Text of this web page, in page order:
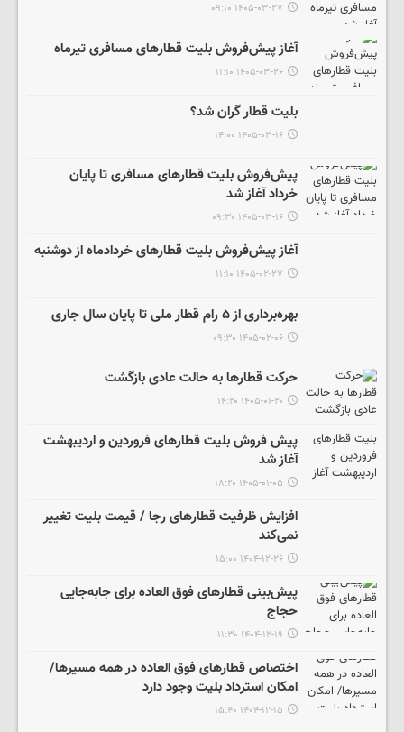
۱۴۰۵-۰۳-۲۷ ۰۹:۱۰
آغاز پیش‌فروش بلیت قطارهای مسافری تیرماه
۱۴۰۵-۰۳-۲۶ ۱۱:۱۰
بلیت قطار گران شد؟
۱۴۰۵-۰۳-۱۶ ۱۴:۰۰
پیش‌فروش بلیت‌ قطارهای مسافری تا پایان
خرداد آغاز شد
۱۴۰۵-۰۳-۱۶ ۰۹:۳۰
آغاز پیش‌فروش بلیت قطارهای خردادماه از دوشنبه
۱۴۰۵-۰۲-۲۷ ۱۱:۱۰
بهره‌برداری از ۵ رام قطار ملی تا پایان سال جاری
۱۴۰۵-۰۲-۰۶ ۰۹:۳۰
حرکت قطارها به حالت عادی بازگشت
۱۴۰۵-۰۱-۲۰ ۱۴:۲۰
پیش فروش بلیت قطارهای فروردین و اردیبهشت
آغاز شد
۱۴۰۵-۰۱-۰۵ ۱۸:۲۰
افزایش ظرفیت قطارهای رجا / قیمت بلیت تغییر
نمی‌کند
۱۴۰۴-۱۲-۲۶ ۱۵:۰۰
پیش‌بینی قطارهای فوق العاده برای جابه‌جایی
حجاج
۱۴۰۴-۱۲-۱۹ ۱۱:۳۰
اختصاص قطارهای فوق العاده در همه مسیرها/
امکان استرداد بلیت وجود دارد
۱۴۰۴-۱۲-۱۵ ۱۵:۴۰